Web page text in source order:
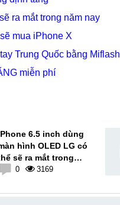
ra mắt trong năm nay
mua iPhone X
Trung Quốc bằng Miflash
miễn phí
6.5 inch dùng
hình OLED LG có
sẽ ra mắt trong
năm nay
0 3169